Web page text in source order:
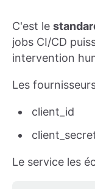
C'est le
jobs CI/CD
intervention
Les
client_id
Le service les